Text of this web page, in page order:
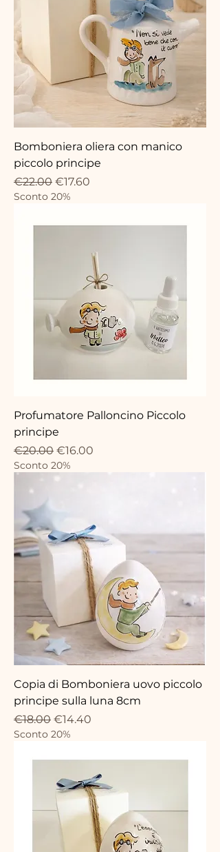
Bomboniera oliera con manico
piccolo principe
Regular Price
€22.00 Sale Price
€17.60
Sconto 20%
Profumatore Palloncino Piccolo
principe
Regular Price
€20.00 Sale Price
€16.00
Sconto 20%
Copia di Bomboniera uovo piccolo
principe sulla luna 8cm
Regular Price
€18.00 Sale Price
€14.40
Sconto 20%